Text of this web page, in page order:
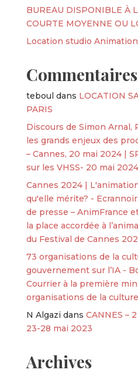
BUREAU DISPONIBLE À
COURTE MOYENNE OU
Location studio Animation
teboul dans LOCATION
PARIS
Discours de Simon Arnal,
les grands enjeux des
– Cannes, 20 mai 2024 |
sur les VHSS- 20 mai 2024
Cannes 2024 |
qu'elle mérite? -
de presse – AnimFrance
la place accordée à
du Festival de Cannes
73 organisations de la
gouvernement sur l’IA -
Courrier à la première
organisations de la culture
N Algazi dans CANNES –
23-28 mai 2023
Archives